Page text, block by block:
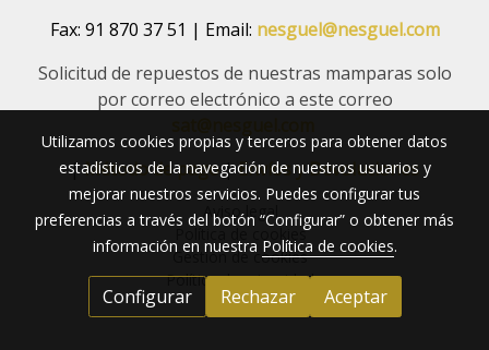
Fax: 91 870 37 51 | Email: nesguel@nesguel.com
Solicitud de repuestos de nuestras mamparas solo
por correo electrónico a este correo
|Método de pago|Envíos y Devoluciones
Aviso legal
Política de cookies
Gestión de cookies
Política de privacidad
Utilizamos cookies propias y terceros para obtener datos
estadísticos de la navegación de nuestros usuarios y
mejorar nuestros servicios. Puedes configurar tus
preferencias a través del botón “Configurar” o obtener más
información en nuestra Política de cookies.
Configurar Rechazar Aceptar